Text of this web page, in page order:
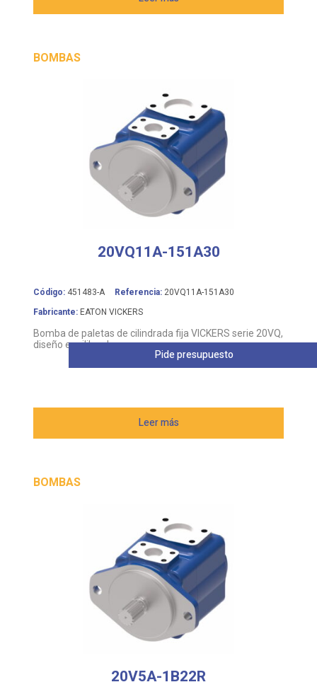
BOMBAS
20VQ11A-151A30
Código: 451483-A Referencia: 20VQ11A-151A30
Fabricante: EATON VICKERS
Bomba de paletas de cilindrada fija VICKERS serie 20VQ,
diseño equilibrado
Leer más
Pide presupuesto
BOMBAS
20V5A-1B22R